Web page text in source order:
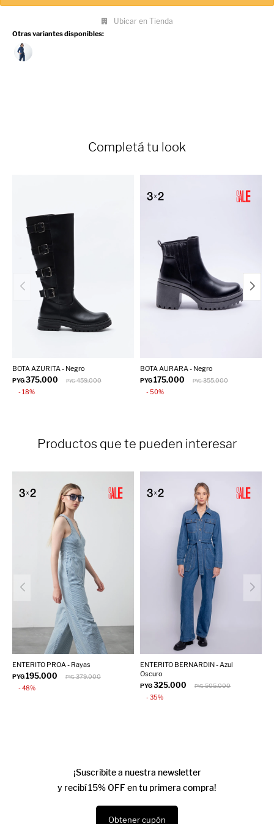
Ubicar en Tienda
Otras variantes disponibles:
Completá tu look
BOTA AZURITA - Negro
PYG375.000 PYG 459.000
18
BOTA AURARA - Negro
PYG175.000 PYG 355.000
50
Productos que te pueden interesar
ENTERITO PROA - Rayas
PYG195.000 PYG 379.000
48
ENTERITO BERNARDIN - Azul
Oscuro
PYG325.000 PYG 505.000
35
¡Suscribite a nuestra newsletter
y recibí 15% OFF en tu primera compra!
Obtener cupón